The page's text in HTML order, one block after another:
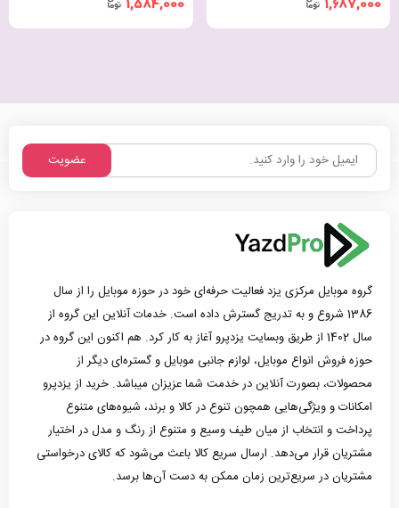
1,687,000
1,584,000
عضویت
گروه موبایل مرکزی یزد فعالیت حرفه‌ای خود در حوزه موبایل را از سال
1386 شروع و به تدریج گسترش داده است. خدمات آنلاین این گروه از
سال 1402 از طریق وبسایت یزدپرو آغاز به کار کرد. هم اکنون این گروه در
حوزه فروش انواع موبایل، لوازم جانبی موبایل و گستره‌ای دیگر از
محصولات، بصورت آنلاین در خدمت شما عزیزان میباشد. خرید از یزدپرو
امکانات و ویژگی‌هایی همچون تنوع در کالا و برند، شیوه‌های متنوع
پرداخت و انتخاب از میان طیف وسیع و متنوع از رنگ و مدل در اختیار
مشتریان قرار می‌دهد. ارسال سریع کالا باعث می‌شود که کالای درخواستی
مشتریان در سریع‌ترین زمان ممکن به دست آن‌ها برسد.